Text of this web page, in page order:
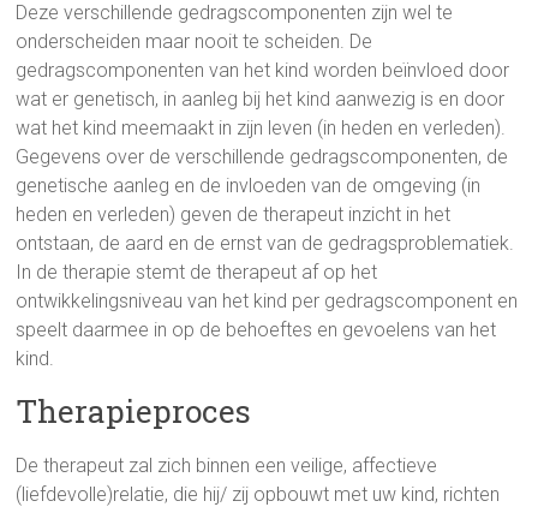
Deze verschillende gedragscomponenten zijn wel te
onderscheiden maar nooit te scheiden. De
gedragscomponenten van het kind worden beïnvloed door
wat er genetisch, in aanleg bij het kind aanwezig is en door
wat het kind meemaakt in zijn leven (in heden en verleden).
Gegevens over de verschillende gedragscomponenten, de
genetische aanleg en de invloeden van de omgeving (in
heden en verleden) geven de therapeut inzicht in het
ontstaan, de aard en de ernst van de gedragsproblematiek.
In de therapie stemt de therapeut af op het
ontwikkelingsniveau van het kind per gedragscomponent en
speelt daarmee in op de behoeftes en gevoelens van het
kind.
Therapieproces
De therapeut zal zich binnen een veilige, affectieve
(liefdevolle)relatie, die hij/ zij opbouwt met uw kind, richten